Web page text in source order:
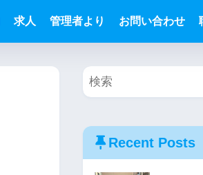
求人 管理者より お問い合わせ
Recent Posts